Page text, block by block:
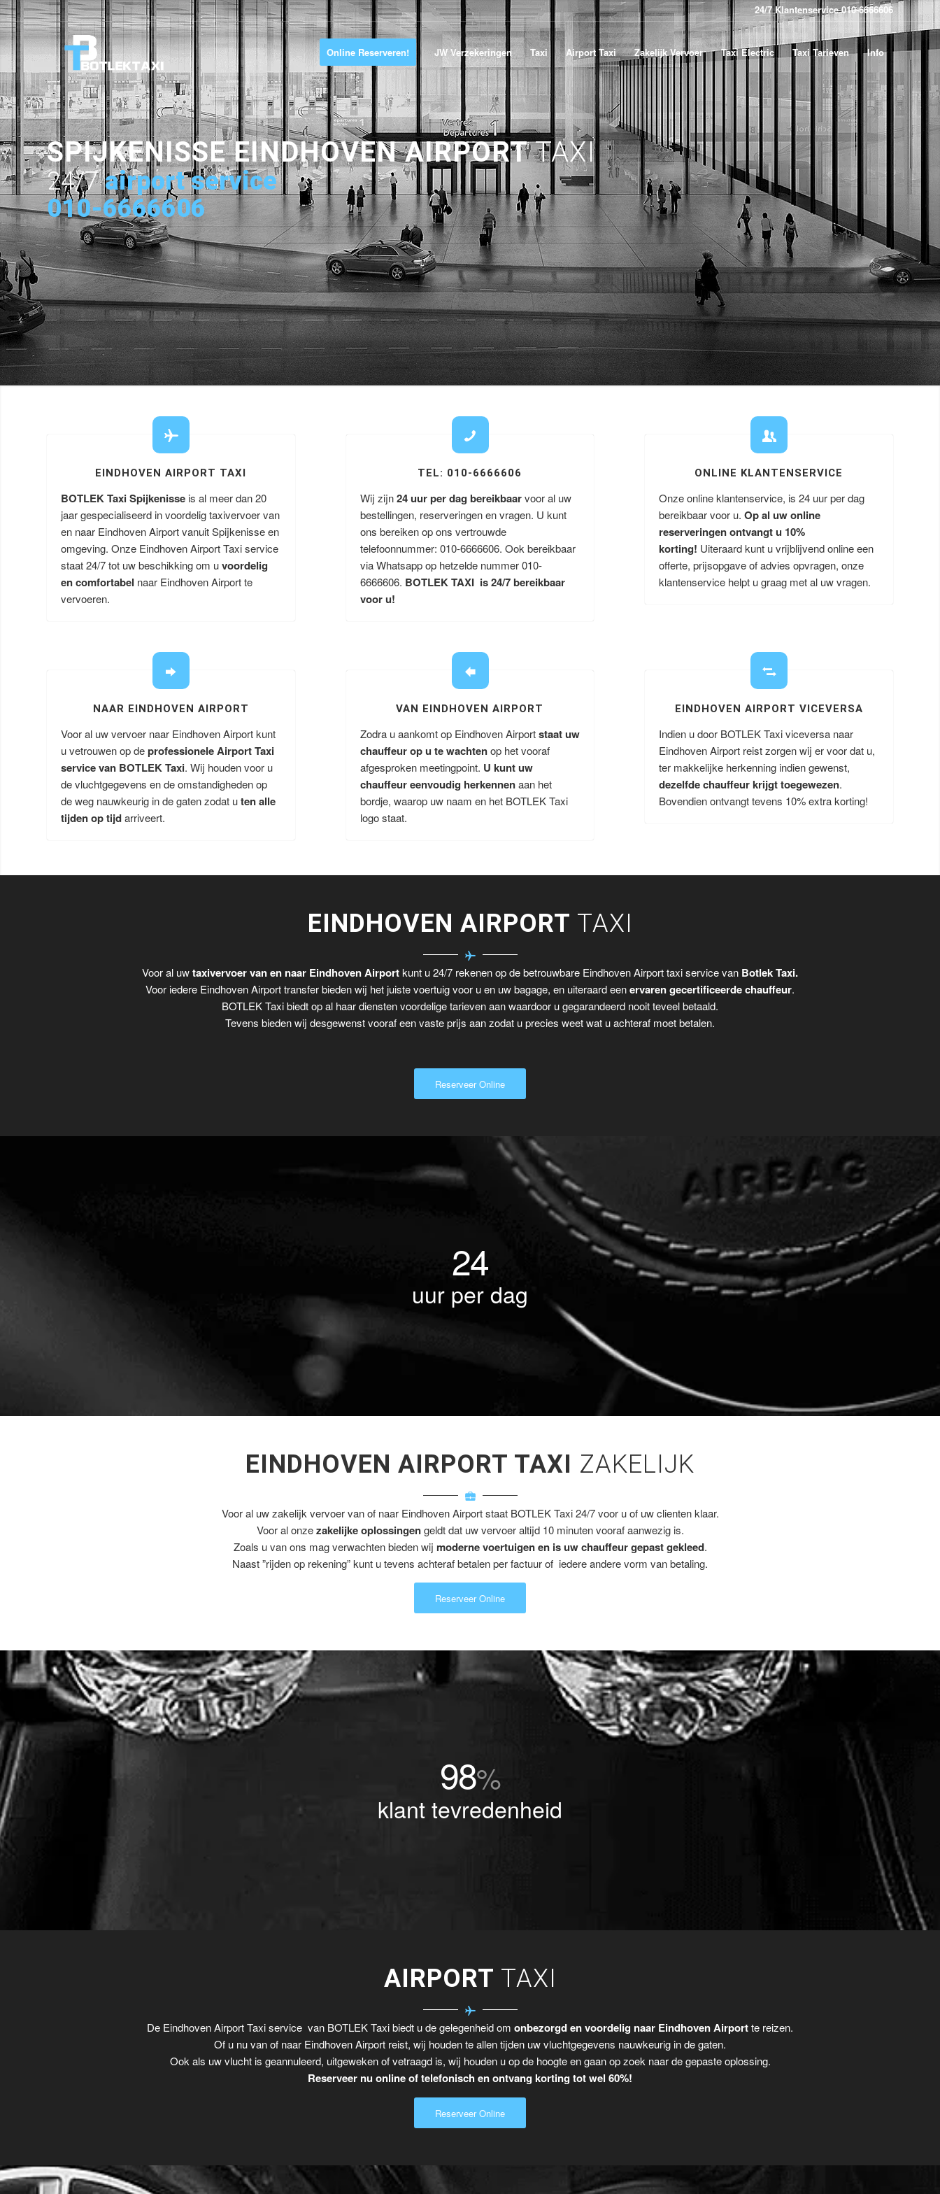
24/7 Klantenservice 010-6666606
Online Reserveren! JW Verzekeringen Taxi Airport Taxi Zakelijk Vervoer Taxi Electric Taxi Tarieven Info
SPIJKENISSE EINDHOVEN AIRPORTTAXI
24/7 airport service
010-6666606
EINDHOVEN AIRPORT TAXI
BOTLEK Taxi Spijkenisse is al meer dan 20
jaar gespecialiseerd in voordelig taxivervoer van
en naar Eindhoven Airport vanuit Spijkenisse en
omgeving. Onze Eindhoven Airport Taxi service
staat 24/7 tot uw beschikking om uvoordelig
en comfortabel naar Eindhoven Airport te
vervoeren.
TEL: 010-6666606
Wij zijn24 uur per dag bereikbaarvoor al uw
bestellingen, reserveringen en vragen. U kunt
ons bereiken op ons vertrouwde
telefoonnummer: 010-6666606. Ook bereikbaar
via Whatsapp op hetzelde nummer 010-
6666606. BOTLEK TAXI is 24/7 bereikbaar
voor u!
ONLINE KLANTENSERVICE
Onze online klantenservice, is 24 uur per dag
bereikbaar voor u.Op al uw online
reserveringen ontvangt u 10%
korting! Uiteraard kunt u vrijblijvend online een
offerte, prijsopgave of advies opvragen, onze
klantenservice helpt u graag met al uw vragen.
NAAR EINDHOVEN AIRPORT
Voor al uw vervoer naar Eindhoven Airport kunt
u vetrouwen op deprofessionele Airport Taxi
service van BOTLEK Taxi. Wij houden voor u
de vluchtgegevens en de omstandigheden op
de weg nauwkeurig in de gaten zodat uten alle
tijden op tijdarriveert.
VAN EINDHOVEN AIRPORT
Zodra u aankomt op Eindhoven Airportstaat uw
chauffeur op u te wachtenop het vooraf
afgesproken meetingpoint. U kunt uw
chauffeur eenvoudig herkennenaan het
bordje, waarop uw naam en het BOTLEK Taxi
logo staat.
EINDHOVEN AIRPORT VICEVERSA
Indien u door BOTLEK Taxi viceversa naar
Eindhoven Airport reist zorgen wij er voor dat u,
ter makkelijke herkenning indien gewenst,
dezelfde chauffeur krijgt toegewezen.
Bovendien ontvangt tevens 10% extra korting!
EINDHOVEN AIRPORT TAXI
Voor al uwtaxivervoer van en naar Eindhoven Airportkunt u 24/7 rekenen op de betrouwbare Eindhoven Airport taxi service van Botlek Taxi.
Voor iedere Eindhoven Airport transfer bieden wij het juiste voertuig voor u en uw bagage, en uiteraard eenervaren gecertificeerde chauffeur.
BOTLEK Taxi biedt op al haar diensten voordelige tarieven aan waardoor u gegarandeerd nooit teveel betaald.
Tevens bieden wij desgewenst vooraf een vaste prijs aan zodat u precies weet wat u achteraf moet betalen.
Reserveer Online
24
uur per dag
EINDHOVEN AIRPORT TAXI ZAKELIJK
Voor al uw zakelijk vervoer van of naar Eindhoven Airport staat BOTLEK Taxi 24/7 voor u of uw clienten klaar.
Voor al onzezakelijke oplossingengeldt dat uw vervoer altijd 10 minuten vooraf aanwezig is.
Zoals u van ons mag verwachten bieden wij moderne voertuigen en is uw chauffeur gepast gekleed.
Naast ”rijden op rekening” kunt u tevens achteraf betalen per factuur of iedere andere vorm van betaling.
Reserveer Online
98%
klant tevredenheid
AIRPORT TAXI
De Eindhoven Airport Taxi service van BOTLEK Taxi biedt u de gelegenheid om onbezorgd en voordelig naar Eindhoven Airportte reizen.
Of u nu van of naar Eindhoven Airport reist, wij houden te allen tijden uw vluchtgegevens nauwkeurig in de gaten.
Ook als uw vlucht is geannuleerd, uitgeweken of vetraagd is, wij houden u op de hoogte en gaan op zoek naar de gepaste oplossing.
Reserveer nu online of telefonisch en ontvang korting tot wel 60%!
Reserveer Online